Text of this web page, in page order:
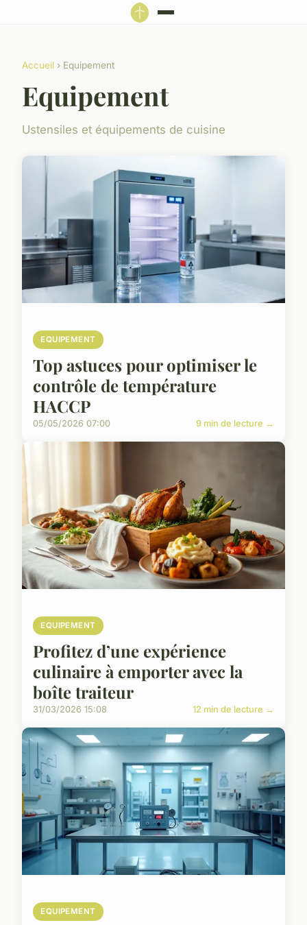
Accueil › Equipement
Equipement
Ustensiles et équipements de cuisine
EQUIPEMENT
Top astuces pour optimiser le
contrôle de température
HACCP
05/05/2026 07:00 9 min de lecture →
EQUIPEMENT
Profitez d’une expérience
culinaire à emporter avec la
boîte traiteur
31/03/2026 15:08 12 min de lecture →
EQUIPEMENT